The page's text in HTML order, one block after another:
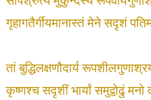
गृहागतैर्गीयमानास्तं मेने सदृशं
तां बुद्धिलक्षणौदार्य
कृष्णश्च सदृशीं भार्यां समुद्वोढुं